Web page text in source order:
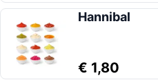
Hannibal
€ 1,80